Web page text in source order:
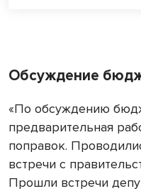
Обсуждение
«По обсуждению
предварительная
поправок.
встречи с
Прошли встречи